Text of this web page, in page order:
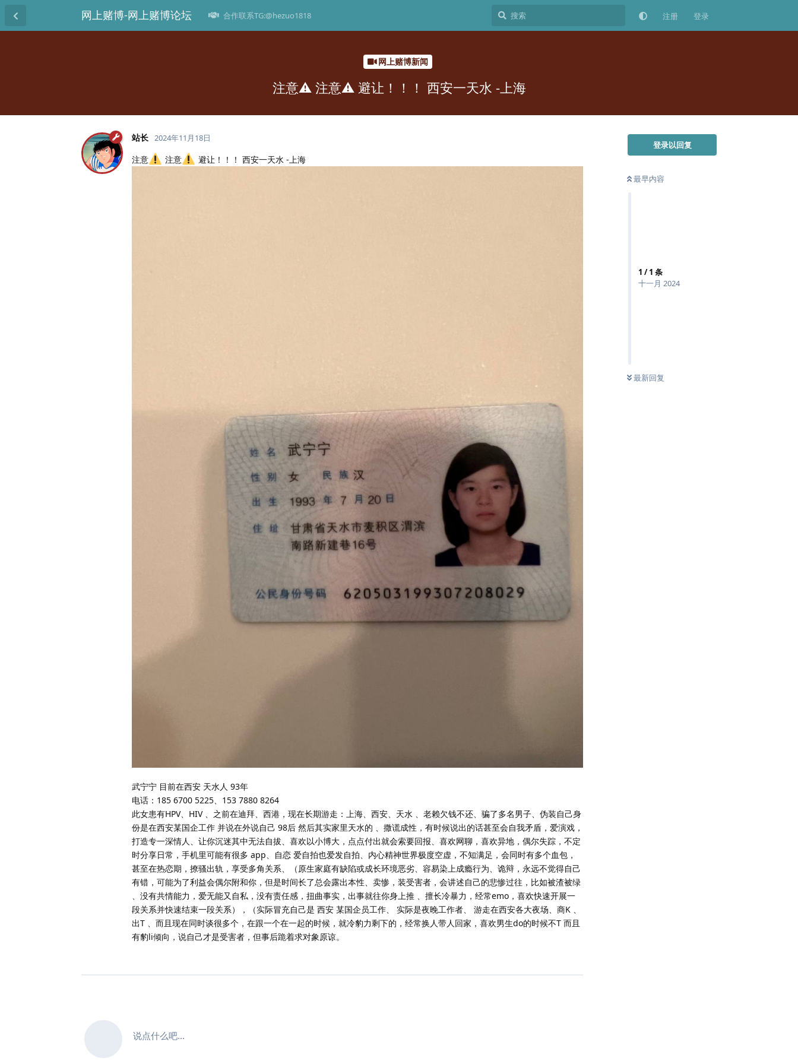
网上赌博-网上赌博论坛 合作联系TG:@hezuo1818 注册 登录
网上赌博新闻
注意⚠️ 注意⚠️ 避让！！！ 西安一天水 -上海
登录以回复
最早内容
1 /1 条
十一月 2024
最新回复
站长 2024年11月18日
注意 注意 避让！！！ 西安一天水 -上海
武宁宁 目前在西安 天水人 93年
电话：185 6700 5225、153 7880 8264
此女患有HPV、HIV 、之前在迪拜、西港，现在长期游走：上海、西安、天水 、老赖欠钱不还、骗了多名男子、伪装自己身
份是在西安某国企工作 并说在外说自己 98后 然后其实家里天水的 、撒谎成性，有时候说出的话甚至会自我矛盾，爱演戏，
打造专一深情人、让你沉迷其中无法自拔、喜欢以小博大，点点付出就会索要回报、喜欢网聊，喜欢异地，偶尔失踪，不定
时分享日常，手机里可能有很多 app、自恋 爱自拍也爱发自拍、内心精神世界极度空虚，不知满足，会同时有多个血包，
甚至在热恋期，撩骚出轨，享受多角关系、（原生家庭有缺陷或成长环境恶劣、容易染上成瘾行为、诡辩，永远不觉得自己
有错，可能为了利益会偶尔附和你，但是时间长了总会露出本性、卖惨，装受害者，会讲述自己的悲惨过往，比如被渣被绿
、没有共情能力，爱无能又自私，没有责任感，扭曲事实，出事就往你身上推 、擅长冷暴力，经常emo，喜欢快速开展一
段关系并快速结束一段关系），（实际冒充自己是 西安 某国企员工作、 实际是夜晚工作者、 游走在西安各大夜场、商K 、
出T 、而且现在同时谈很多个，在跟一个在一起的时候，就冷豹力剩下的，经常换人带人回家，喜欢男生do的时候不T 而且
有豹li倾向，说自己才是受害者，但事后跪着求对象原谅。
说点什么吧...